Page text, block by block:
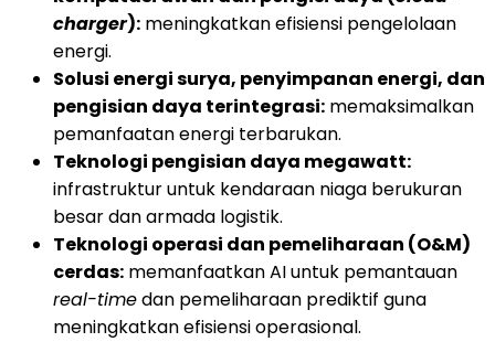
charger): meningkatkan efisiensi pengelolaan
energi.
Solusi energi surya, penyimpanan energi, dan
pengisian daya terintegrasi: memaksimalkan
pemanfaatan energi terbarukan.
Teknologi pengisian daya megawatt:
infrastruktur untuk kendaraan niaga berukuran
besar dan armada logistik.
Teknologi operasi dan pemeliharaan (O&M)
cerdas: memanfaatkan AI untuk pemantauan
real-timedan pemeliharaan prediktif guna
meningkatkan efisiensi operasional.